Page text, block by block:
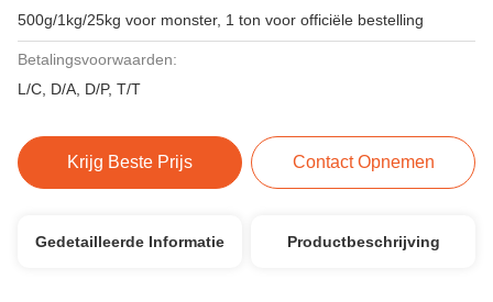
500g/1kg/25kg voor monster, 1 ton voor officiële bestelling
Betalingsvoorwaarden:
L/C, D/A, D/P, T/T
Krijg Beste Prijs Contact Opnemen
Gedetailleerde Informatie Productbeschrijving